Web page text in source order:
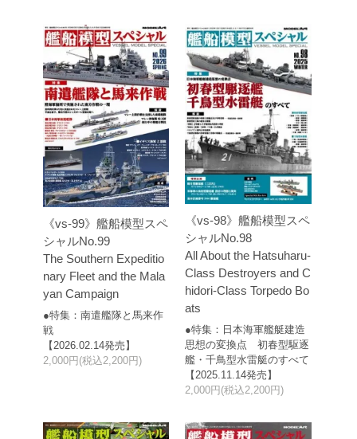
《vs-99》艦船模型スペ
シャルNo.99
The Southern Expeditio
nary Fleet and the Mala
yan Campaign
●特集：南遣艦隊と馬来作
戦
【2026.02.14発売】
2,000円(税込2,200円)
《vs-98》艦船模型スペ
シャルNo.98
All About the Hatsuharu-
Class Destroyers and C
hidori-Class Torpedo Bo
ats
●特集：日本海軍艦艇建造
思想の変換点 初春型駆逐
艦・千鳥型水雷艇のすべて
【2025.11.14発売】
2,000円(税込2,200円)